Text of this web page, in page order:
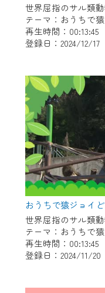
テーマ：おうちで
再生時間：00:13:45
登録日：2024/12/17
テーマ：おうちで
再生時間：00:13:45
登録日：2024/11/20